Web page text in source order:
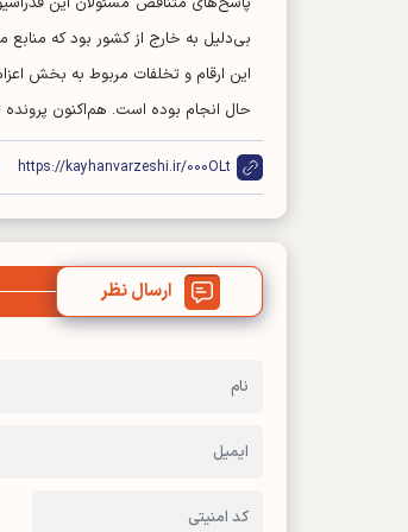
بی‌دلیل به خارج از کشور بود که منابع
حال انجام بوده است. هم‌اکنون
https://kayhanvarzeshi.ir/000OLt
ارسال نظر